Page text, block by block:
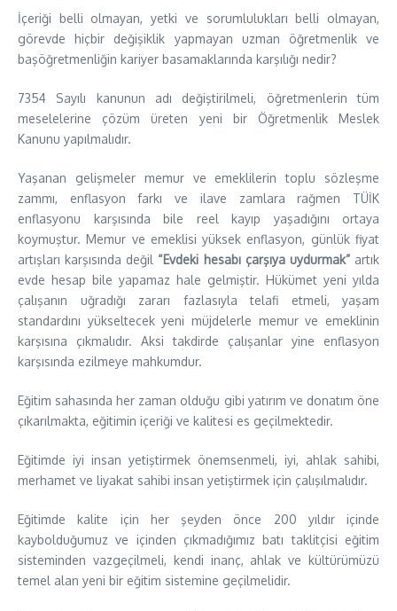
İçeriği belli olmayan, yetki ve sorumlulukları belli olmayan,
görevde hiçbir değişiklik yapmayan uzman öğretmenlik ve
başöğretmenliğin kariyer basamaklarında karşılığı nedir?
7354 Sayılı kanunun adı değiştirilmeli, öğretmenlerin tüm
meselelerine çözüm üreten yeni bir Öğretmenlik Meslek
Kanunu yapılmalıdır.
Yaşanan gelişmeler memur ve emeklilerin toplu sözleşme
zammı, enflasyon farkı ve ilave zamlara rağmen TÜİK
enflasyonu karşısında bile reel kayıp yaşadığını ortaya
koymuştur. Memur ve emeklisi yüksek enflasyon, günlük fiyat
artışları karşısında değil “Evdeki hesabı çarşıya uydurmak”artık
evde hesap bile yapamaz hale gelmiştir. Hükümet yeni yılda
çalışanın uğradığı zararı fazlasıyla telafi etmeli, yaşam
standardını yükseltecek yeni müjdelerle memur ve emeklinin
karşısına çıkmalıdır. Aksi takdirde çalışanlar yine enflasyon
karşısında ezilmeye mahkumdur.
Eğitim sahasında her zaman olduğu gibi yatırım ve donatım öne
çıkarılmakta, eğitimin içeriği ve kalitesi es geçilmektedir.
Eğitimde iyi insan yetiştirmek önemsenmeli, iyi, ahlak sahibi,
merhamet ve liyakat sahibi insan yetiştirmek için çalışılmalıdır.
Eğitimde kalite için her şeyden önce 200 yıldır içinde
kaybolduğumuz ve içinden çıkmadığımız batı taklitçisi eğitim
sisteminden vazgeçilmeli, kendi inanç, ahlak ve kültürümüzü
temel alan yeni bir eğitim sistemine geçilmelidir.